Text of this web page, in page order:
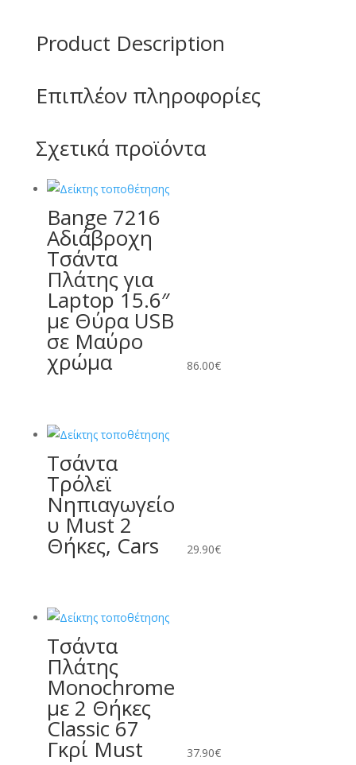
Product Description
Επιπλέον πληροφορίες
Σχετικά προϊόντα
Bange 7216
Αδιάβροχη
Τσάντα
Πλάτης για
Laptop 15.6″
με Θύρα USB
σε Μαύρο
χρώμα 86.00€
Τσάντα
Τρόλεϊ
Νηπιαγωγείο
υ Must 2
Θήκες, Cars 29.90€
Τσάντα
Πλάτης
Monochrome
με 2 Θήκες
Classic 67
Γκρί Must 37.90€